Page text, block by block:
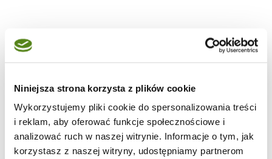
Niniejsza strona korzysta z plików cookie
Wykorzystujemy pliki cookie do spersonalizowania treści
i reklam, aby oferować funkcje społecznościowe i
analizować ruch w naszej witrynie. Informacje o tym, jak
korzystasz z naszej witryny, udostępniamy partnerom
Moje ulubione
9